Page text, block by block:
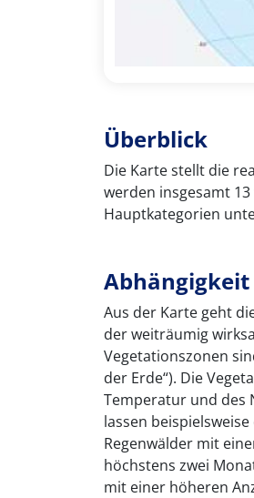
Überblick
Die Karte stellt die
werden insgesamt
Hauptkategorien
Aus der Karte geht
der weiträumig
Vegetationszonen
der Erde“). Die
Temperatur und des
lassen
Regenwälder mit
höchstens zwei
mit einer höheren